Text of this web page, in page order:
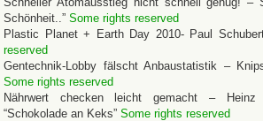
Schönheit..” Some rights reserved
Plastic Planet + Earth Day 2010- Paul
reserved
Gentechnik-Lobby fälscht Anbaustatistik –
Some rights reserved
Nährwert checken leicht gemacht – Heinz
“Schokolade an Keks” Some rights reserved